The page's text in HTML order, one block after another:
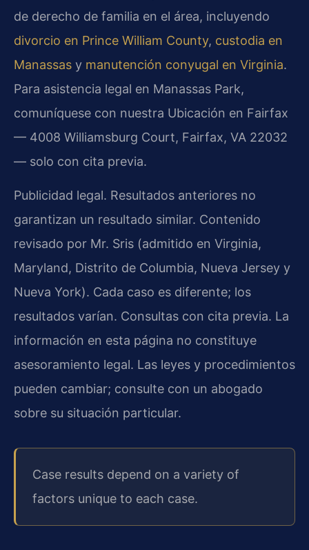
de derecho de familia en el área, incluyendo
divorcio en Prince William County, custodia en
Manassas y manutención conyugal en Virginia.
Para asistencia legal en Manassas Park,
comuníquese con nuestra Ubicación en Fairfax
— 4008 Williamsburg Court, Fairfax, VA 22032
— solo con cita previa.
Publicidad legal. Resultados anteriores no
garantizan un resultado similar. Contenido
revisado por Mr. Sris (admitido en Virginia,
Maryland, Distrito de Columbia, Nueva Jersey y
Nueva York). Cada caso es diferente; los
resultados varían. Consultas con cita previa. La
información en esta página no constituye
asesoramiento legal. Las leyes y procedimientos
pueden cambiar; consulte con un abogado
sobre su situación particular.
Case results depend on a variety of
factors unique to each case.